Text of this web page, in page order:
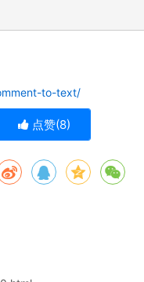
to-text/
点赞(8)